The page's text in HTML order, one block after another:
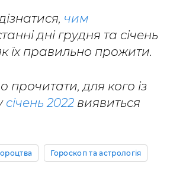
чим
дні грудня та січень
їх правильно прожити.
прочитати, для кого із
січень 2022 виявиться
Гороскоп та астрологія